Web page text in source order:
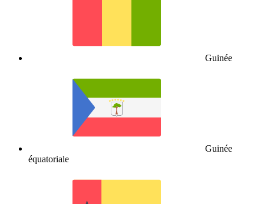
Guinée
Guinée
équatoriale